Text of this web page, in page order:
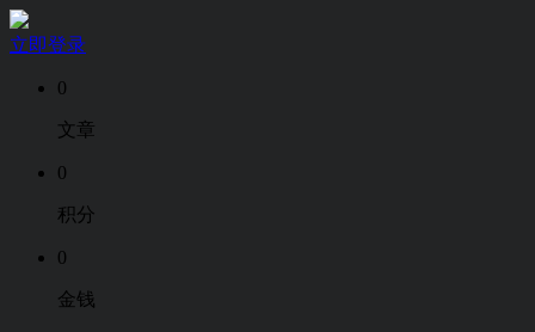
立即登录
0
文章
0
积分
0
金钱